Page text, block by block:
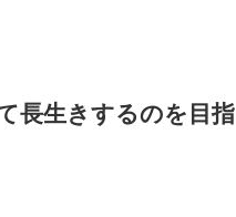
長生きするのを目指